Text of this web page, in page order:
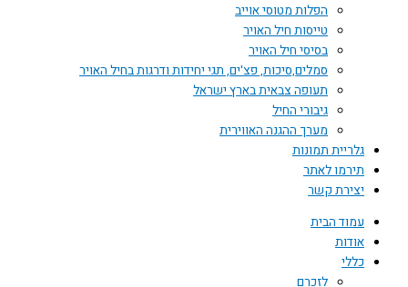
הפלות מטוסי אוייב
טייסות חיל האויר
בסיסי חיל האויר
סמלים,סיכות, פצ'ים, תגי יחידות ודרגות בחיל האויר
תעופה צבאית בארץ ישראל
גיבורי החיל
מערך ההגנה האווירית
גלריית תמונות
תירמו לאתר
יצירת קשר
עמוד הבית
אודות
כללי
לזכרם